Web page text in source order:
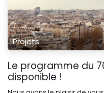
Projets
Le programme du
disponible !